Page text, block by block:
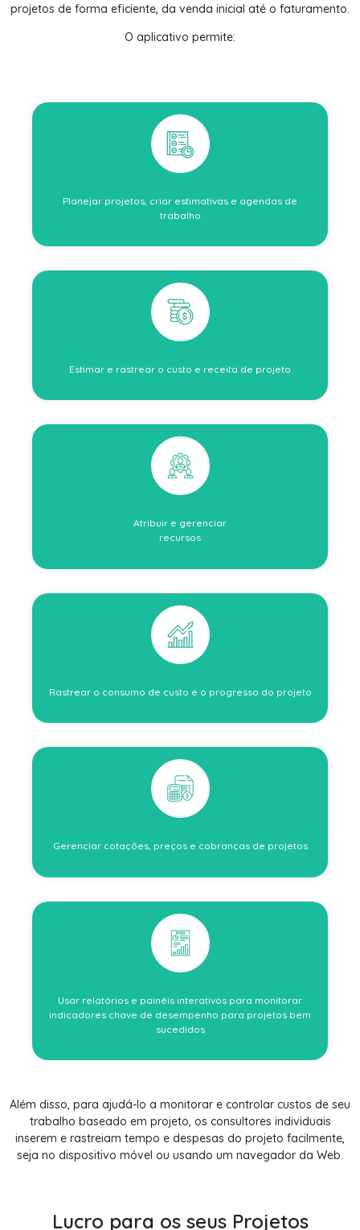
projetos de forma eficiente, da venda inicial até o faturamento.
O aplicativo permite:
Planejar projetos, criar estimativas e agendas de
trabalho
Estimar e rastrear o custo e receita de projeto
Atribuir e gerenciar
recursos
Rastrear o consumo de custo e o progresso do projeto
Gerenciar cotações, preços e cobranças de projetos
Usar relatórios e painéis interativos para monitorar
indicadores chave de desempenho para projetos bem
sucedidos
Além disso, para ajudá-lo a monitorar e controlar custos de seu
trabalho baseado em projeto, os consultores individuais
inserem e rastreiam tempo e despesas do projeto facilmente,
seja no dispositivo móvel ou usando um navegador da Web.
Lucro para os seus Projetos